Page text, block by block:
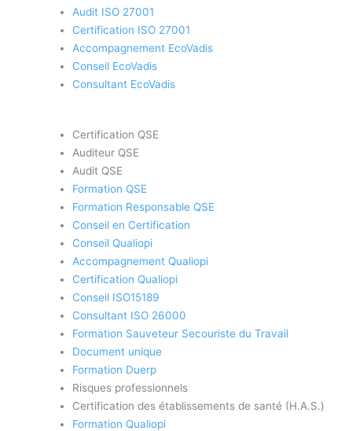
Audit ISO 27001
Certification ISO 27001
Accompagnement EcoVadis
Conseil EcoVadis
Consultant EcoVadis
Certification QSE
Auditeur QSE
Audit QSE
Formation QSE
Formation Responsable QSE
Conseil en Certification
Conseil Qualiopi
Accompagnement Qualiopi
Certification Qualiopi
Conseil ISO15189
Consultant ISO 26000
Formation Sauveteur Secouriste du Travail
Document unique
Formation Duerp
Risques professionnels
Certification des établissements de santé (H.A.S.)
Formation Qualiopi